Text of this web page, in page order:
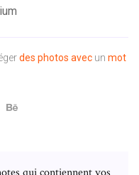
des photos avec un mot